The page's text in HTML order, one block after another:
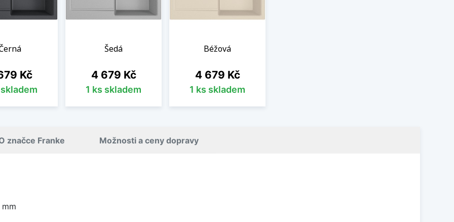
Kč
Šedá
Cena
4 679 Kč
1 ks skladem
Béžová
Cena
4 679 Kč
1 ks skladem
značce Franke Možnosti a ceny dopravy